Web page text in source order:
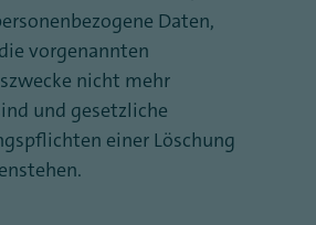
Daten,
vorgenannten
nicht mehr
und gesetzliche
einer Löschung